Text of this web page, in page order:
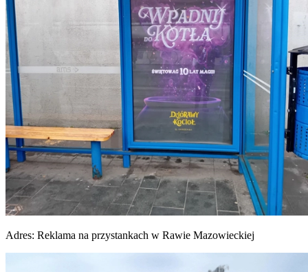
Adres: Reklama na przystankach w Rawie Mazowieckiej